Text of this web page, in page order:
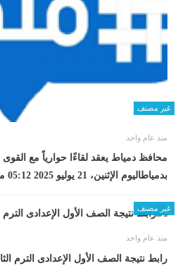
غير مصنف
منذ عام واحد
محافظ دمياط يعقد لقاءًا حوارياً مع القوى
بدمياطاليوم الإثنين، 21 يوليو 2025 05:12 مـ
غير مصنف
منذ عام واحد
رابط نتيجة الصف الأول الإعدادى الترم